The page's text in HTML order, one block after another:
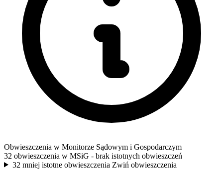
Obwieszczenia w Monitorze Sądowym i Gospodarczym
32 obwieszczenia w MSiG - brak istotnych obwieszczeń
32 mniej istotne obwieszczenia Zwiń obwieszczenia